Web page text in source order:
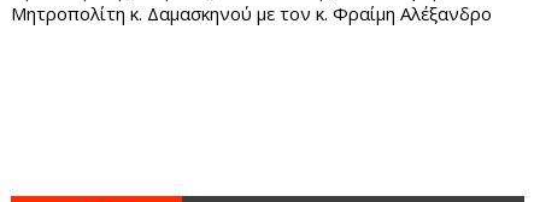
Μητροπολίτη κ. Δαμασκηνού με τον κ. Φραίμη Αλέξανδρο